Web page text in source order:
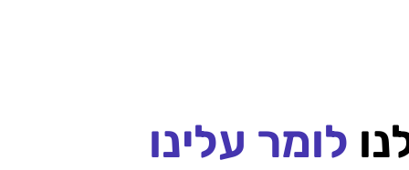
לומר עלינו